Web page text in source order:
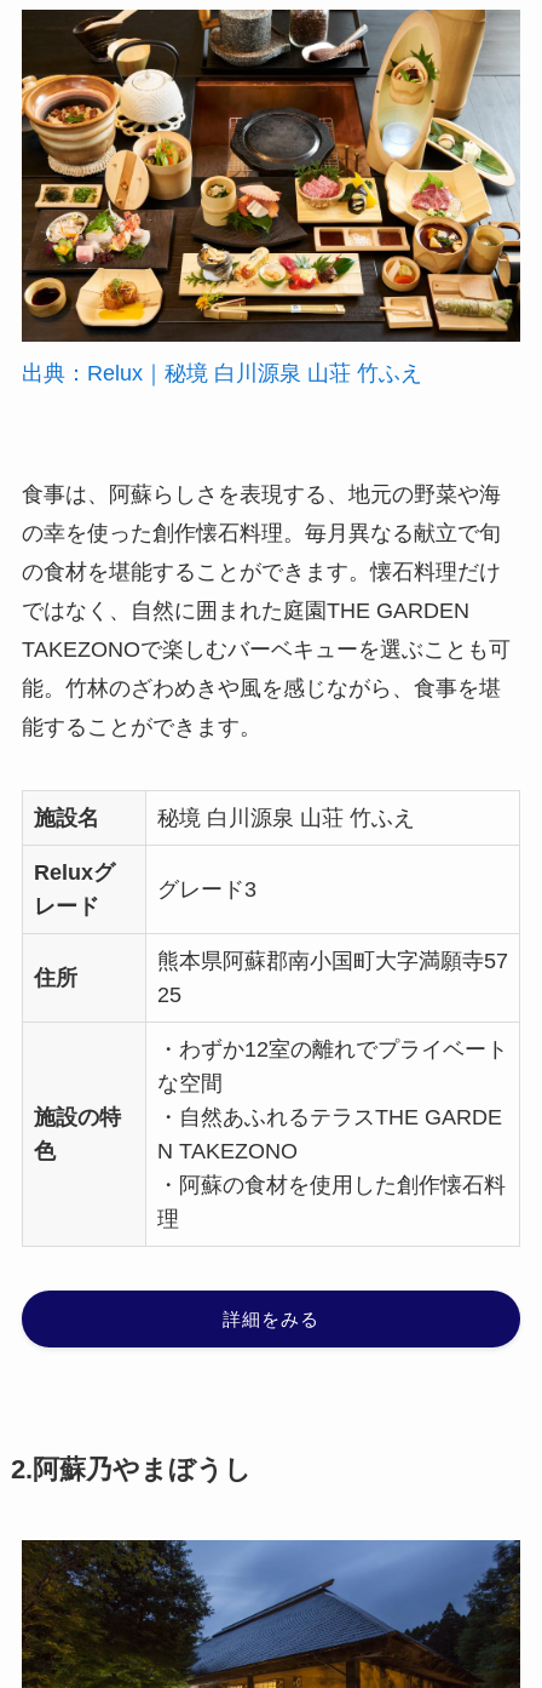
出典：Relux｜秘境 白川源泉 山荘 竹ふえ
食事は、阿蘇らしさを表現する、地元の野菜や海
の幸を使った創作懐石料理。毎月異なる献立で旬
の食材を堪能することができます。懐石料理だけ
ではなく、自然に囲まれた庭園THE GARDEN
TAKEZONOで楽しむバーベキューを選ぶことも可
能。竹林のざわめきや風を感じながら、食事を堪
能することができます。
施設名 秘境 白川源泉 山荘 竹ふえ
Reluxグ
レード
グレード3
住所
熊本県阿蘇郡南小国町大字満願寺57
25
施設の特
色
・わずか12室の離れでプライベート
な空間
・自然あふれるテラスTHE GARDE
N TAKEZONO
・阿蘇の食材を使用した創作懐石料
理
詳細をみる
2.阿蘇乃やまぼうし